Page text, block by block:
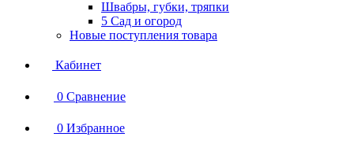
Швабры, губки, тряпки
5 Сад и огород
Новые поступления товара
Кабинет
0 Сравнение
0 Избранное